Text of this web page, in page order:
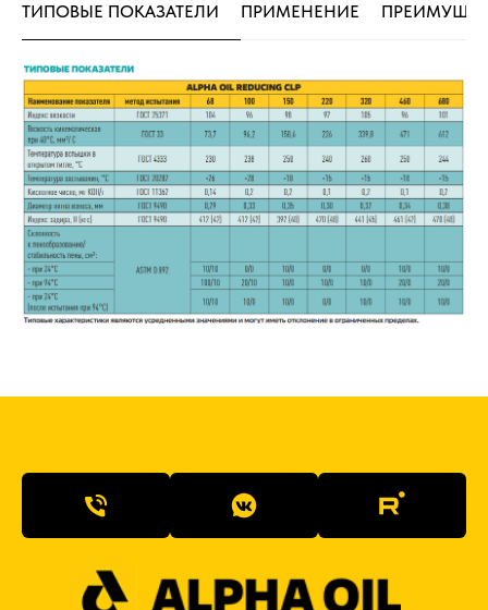
ТИПОВЫЕ ПОКАЗАТЕЛИ ПРИМЕНЕНИЕ